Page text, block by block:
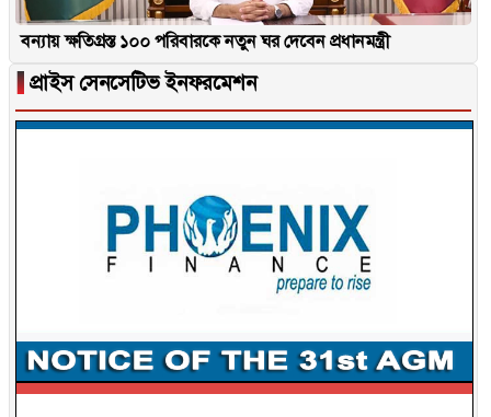
বন্যায় ক্ষতিগ্রস্ত ১০০ পরিবারকে নতুন ঘর দেবেন প্রধানমন্ত্রী
▐ প্রাইস সেনসেটিভ ইনফরমেশন